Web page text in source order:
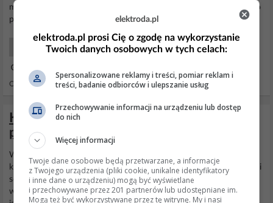
machać lutownicą. :) Poza tym nie wspomniałem wcześniej, iż radio
pracuje na japońskim filtrze II...
Radiotechnika Co kupić?
Odpowiedzi: 13 Wyświetleń: 3423
Kyocera FS-1920 swiecą wszystkie trzy
pomarańczowe lampki
Witam Coś juz wiadomo, kiedy założyłem płyte od Fs-1900 do
której wpinamy sieciówkę i pamięć, lampki zgasły ale nie przechodzi
self testuwyświetlaczzatrzymuje się na czwartym kwadraciku i to
wszystko. Przypuszczam ze to wina płytki od fs-1900.Czy ktoś ma
elektroda.pl
elektroda.pl prosi Cię o zgodę na wykorzystanie
Twoich danych osobowych w tych celach:
Spersonalizowane reklamy i treści, pomiar reklam i
treści, badanie odbiorców i ulepszanie usług
Przechowywanie informacji na urządzeniu lub dostęp
do nich
Więcej informacji
Twoje dane osobowe będą przetwarzane, a informacje
z Twojego urządzenia (pliki cookie, unikalne identyfikatory
i inne dane o urządzeniu) mogą być wyświetlane
i przechowywane przez 201 partnerów lub udostępniane im.
Mogą też być wykorzystywane przez tę witrynę. My i nasi